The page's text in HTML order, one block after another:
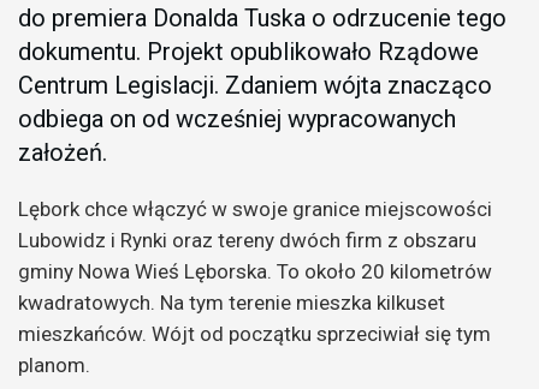
do premiera Donalda Tuska o odrzucenie tego
dokumentu. Projekt opublikowało Rządowe
Centrum Legislacji. Zdaniem wójta znacząco
odbiega on od wcześniej wypracowanych
założeń.
Lębork chce włączyć w swoje granice miejscowości
Lubowidz i Rynki oraz tereny dwóch firm z obszaru
gminy Nowa Wieś Lęborska. To około 20 kilometrów
kwadratowych. Na tym terenie mieszka kilkuset
mieszkańców. Wójt od początku sprzeciwiał się tym
planom.